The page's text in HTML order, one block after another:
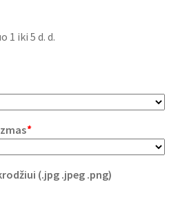
1 iki 5 d. d.
*
(.jpg .jpeg .png)